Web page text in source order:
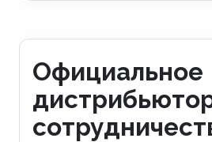
Официальное